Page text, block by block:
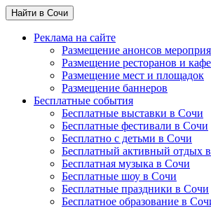
Найти в Сочи
Реклама на сайте
Размещение анонсов
Размещение ресторанов и кафе
Размещение мест и площадок
Размещение баннеров
Бесплатные события
Бесплатные выставки в Сочи
Бесплатные фестивали в Сочи
Бесплатно с детьми в Сочи
Бесплатный активный отдых
Бесплатная музыка в Сочи
Бесплатные шоу в Сочи
Бесплатные праздники в Сочи
Бесплатное образование в